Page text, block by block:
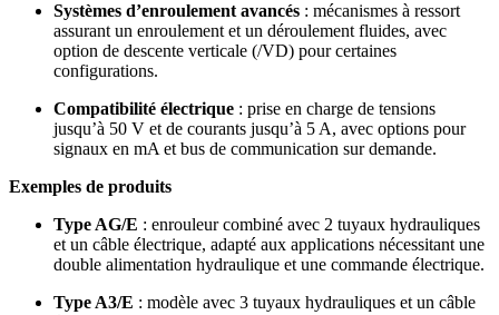
Systèmes d’enroulement avancés : mécanismes à ressort
assurant un enroulement et un déroulement fluides, avec
option de descente verticale (/VD) pour certaines
configurations.
Compatibilité électrique : prise en charge de tensions
jusqu’à 50 V et de courants jusqu’à 5 A, avec options pour
signaux en mA et bus de communication sur demande.
Exemples de produits
Type AG/E : enrouleur combiné avec 2 tuyaux hydrauliques
et un câble électrique, adapté aux applications nécessitant une
double alimentation hydraulique et une commande électrique.
Type A3/E : modèle avec 3 tuyaux hydrauliques et un câble